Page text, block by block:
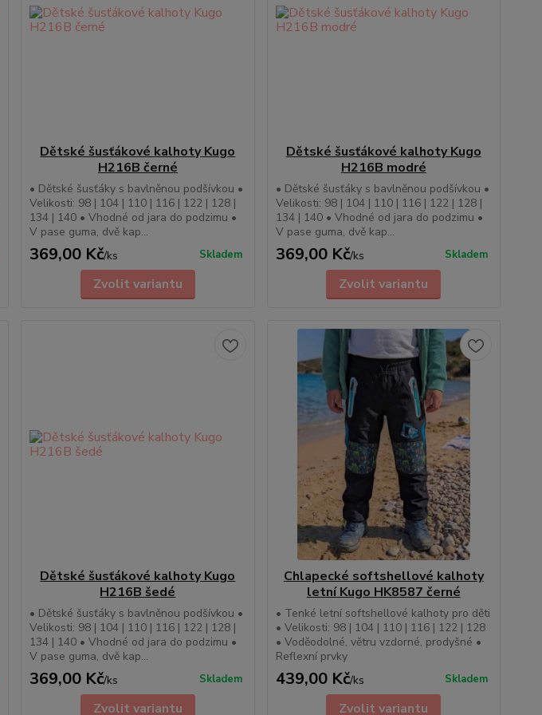
Dětské šusťákové kalhoty Kugo
H216B černé
• Dětské šusťáky s bavlněnou podšívkou •
Velikosti: 98 | 104 | 110 | 116 | 122 | 128 |
134 | 140 • Vhodné od jara do podzimu •
V pase guma, dvě kap...
369,00 Kč/ks Skladem
Zvolit variantu
Dětské šusťákové kalhoty Kugo
H216B modré
• Dětské šusťáky s bavlněnou podšívkou •
Velikosti: 98 | 104 | 110 | 116 | 122 | 128 |
134 | 140 • Vhodné od jara do podzimu •
V pase guma, dvě kap...
369,00 Kč/ks Skladem
Zvolit variantu
Dětské šusťákové kalhoty Kugo
H216B šedé
• Dětské šusťáky s bavlněnou podšívkou •
Velikosti: 98 | 104 | 110 | 116 | 122 | 128 |
134 | 140 • Vhodné od jara do podzimu •
V pase guma, dvě kap...
369,00 Kč/ks Skladem
Zvolit variantu
Chlapecké softshellové kalhoty
letní Kugo HK8587 černé
• Tenké letní softshellové kalhoty pro děti
• Velikosti: 98 | 104 | 110 | 116 | 122 | 128
• Voděodolné, větru vzdorné, prodyšné •
Reflexní prvky
439,00 Kč/ks Skladem
Zvolit variantu